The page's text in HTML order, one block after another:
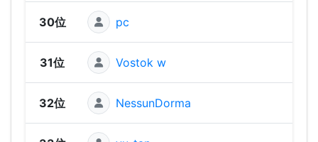
30位 pc
31位 Vostok w
32位 NessunDorma